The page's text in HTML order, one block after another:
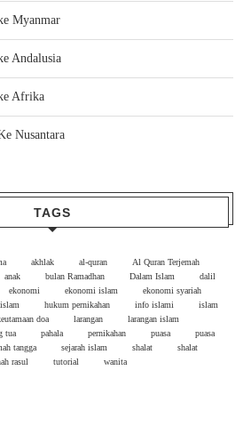
Myanmar
Andalusia
Afrika
Nusantara
TAGS
akhlak al-quran
Al Quran Terjemah
anak bulan Ramadhan Dalam Islam
dalil
ekonomi ekonomi islam
ekonomi syariah
hukum pernikahan info islami
islam
doa larangan
larangan islam
tua pahala pernikahan puasa
puasa
tangga sejarah islam shalat
shalat
rasul tutorial wanita